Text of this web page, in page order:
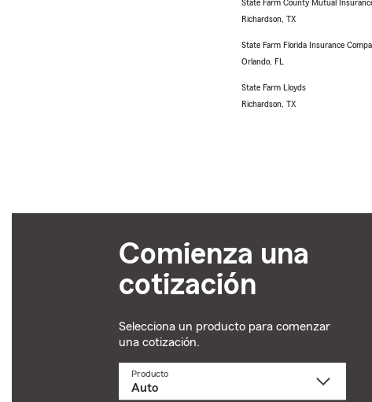
State Farm County Mutual
Richardson, TX
State Farm Florida Insurance
Orlando, FL
State Farm Lloyds
Richardson, TX
Comienza una
cotización
Selecciona un producto para comenzar
una cotización.
Producto